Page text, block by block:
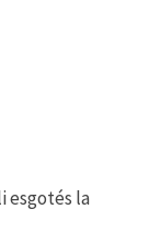
esgotés la